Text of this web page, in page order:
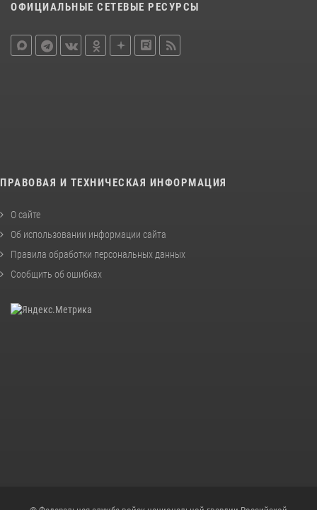
ОФИЦИАЛЬНЫЕ СЕТЕВЫЕ РЕСУРСЫ
ПРАВОВАЯ И ТЕХНИЧЕСКАЯ ИНФОРМАЦИЯ
О сайте
Об использовании информации сайта
Правила обработки персональных данных
Сообщить об ошибках